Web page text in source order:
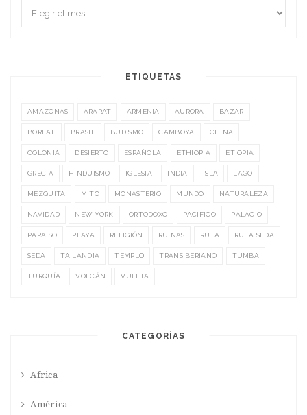
ETIQUETAS
AMAZONAS ARARAT ARMENIA AURORA BAZAR
BOREAL BRASIL BUDISMO CAMBOYA CHINA
COLONIA DESIERTO ESPAÑOLA ETHIOPIA ETIOPIA
GRECIA HINDUISMO IGLESIA INDIA ISLA LAGO
MEZQUITA MITO MONASTERIO MUNDO NATURALEZA
NAVIDAD NEW YORK ORTODOXO PACIFICO PALACIO
PARAISO PLAYA RELIGIÓN RUINAS RUTA RUTA SEDA
SEDA TAILANDIA TEMPLO TRANSIBERIANO TUMBA
TURQUÍA VOLCÁN VUELTA
CATEGORÍAS
Africa
América